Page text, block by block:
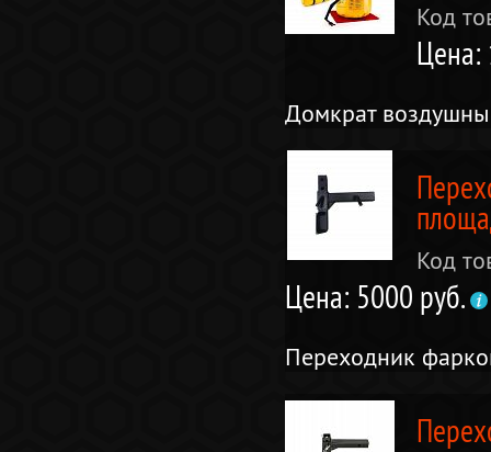
Код
Цена:
Домкрат
Код
Цена: 5000 руб.
Переходник